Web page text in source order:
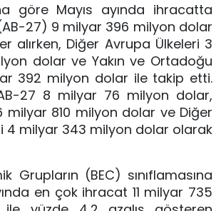
göre Mayıs ayında ihracatta
27) 9 milyar 396 milyon dolar
alırken, Diğer Avrupa Ülkeleri 3
dolar ve Yakın ve Ortadoğu
392 milyon dolar ile takip etti.
27 8 milyar 76 milyon dolar,
milyar 810 milyon dolar ve Diğer
4 milyar 343 milyon dolar olarak
Grupların (BEC) sınıflamasına
en çok ihracat 11 milyar 735